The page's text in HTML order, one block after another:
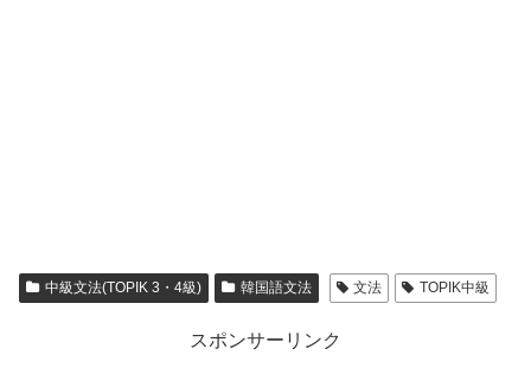
中級文法(TOPIK 3・4級) 韓国語文法 文法 TOPIK中級
スポンサーリンク